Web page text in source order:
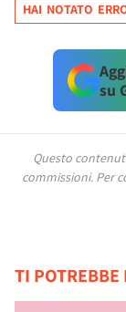
HAI NOTATO
su
Questo
commissioni. Per
TI POTREBBE